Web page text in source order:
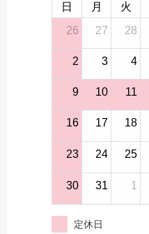
日 月 火
26
27 28
2 3 4
9 10 11
16 17 18
23 24 25
30 31 1
定休日